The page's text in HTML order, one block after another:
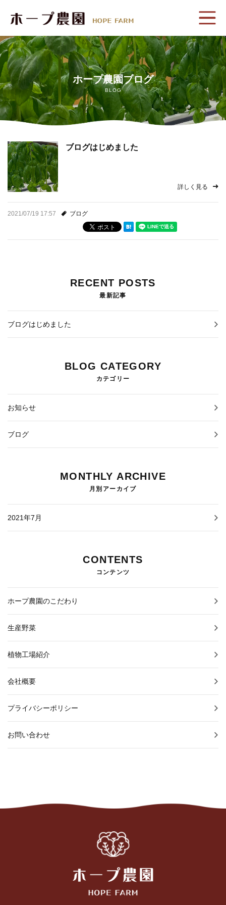
ホーム
ホープ農園のこだわり
生産野菜
会社概要
プライバシーポリシー
お問い合わせ
ホープ農園ブログ
BLOG
ブログはじめました
詳しく見る
2021/07/19 17:57 ブログ
RECENT POSTS
最新記事
ブログはじめました
BLOG CATEGORY
カテゴリー
お知らせ
ブログ
MONTHLY ARCHIVE
月別アーカイブ
2021年7月
CONTENTS
コンテンツ
ホープ農園のこだわり
生産野菜
植物工場紹介
会社概要
プライバシーポリシー
お問い合わせ